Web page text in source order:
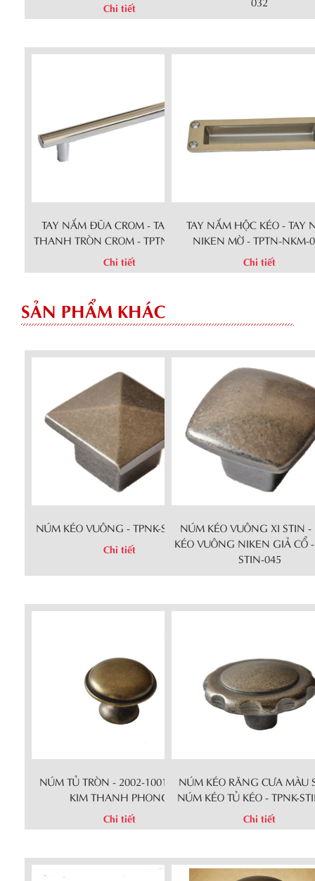
Chi tiết
Chi tiết
TAY NẮM ĐŨA CROM - TAY NẮM
THANH TRÒN CROM - TPTN-CR-023
Chi tiết
TAY NẮM HỘC KÉO - TAY
NIKEN MỜ - TPTN-NKM-
Chi tiết
SẢN PHẨM KHÁC
NÚM KÉO VUÔNG - TPNK-STIN-006
Chi tiết
NÚM KÉO VUÔNG XI STIN
KÉO VUÔNG NIKEN GIẢ CỔ
STIN-045
Chi tiết
NÚM TỦ TRÒN - 2002-1001 - NGŨ
KIM THANH PHONG
Chi tiết
NÚM KÉO RĂNG CƯA MÀU
NÚM KÉO TỦ KÉO - TPNK-
Chi tiết